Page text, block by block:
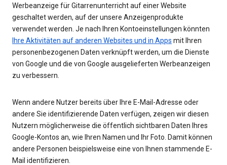
Werbeanzeige für Gitarrenunterricht auf einer Website
geschaltet werden, auf der unsere Anzeigenprodukte
verwendet werden. Je nach Ihren Kontoeinstellungen könnten
Ihre Aktivitäten auf anderen Websites und in Apps mit Ihren
personenbezogenen Daten verknüpft werden, um die Dienste
von Google und die von Google ausgelieferten Werbeanzeigen
zu verbessern.
Wenn andere Nutzer bereits über Ihre E-Mail-Adresse oder
andere Sie identifizierende Daten verfügen, zeigen wir diesen
Nutzern möglicherweise die öffentlich sichtbaren Daten Ihres
Google-Kontos an, wie Ihren Namen und Ihr Foto. Damit können
andere Personen beispielsweise eine von Ihnen stammende E-
Mail identifizieren.